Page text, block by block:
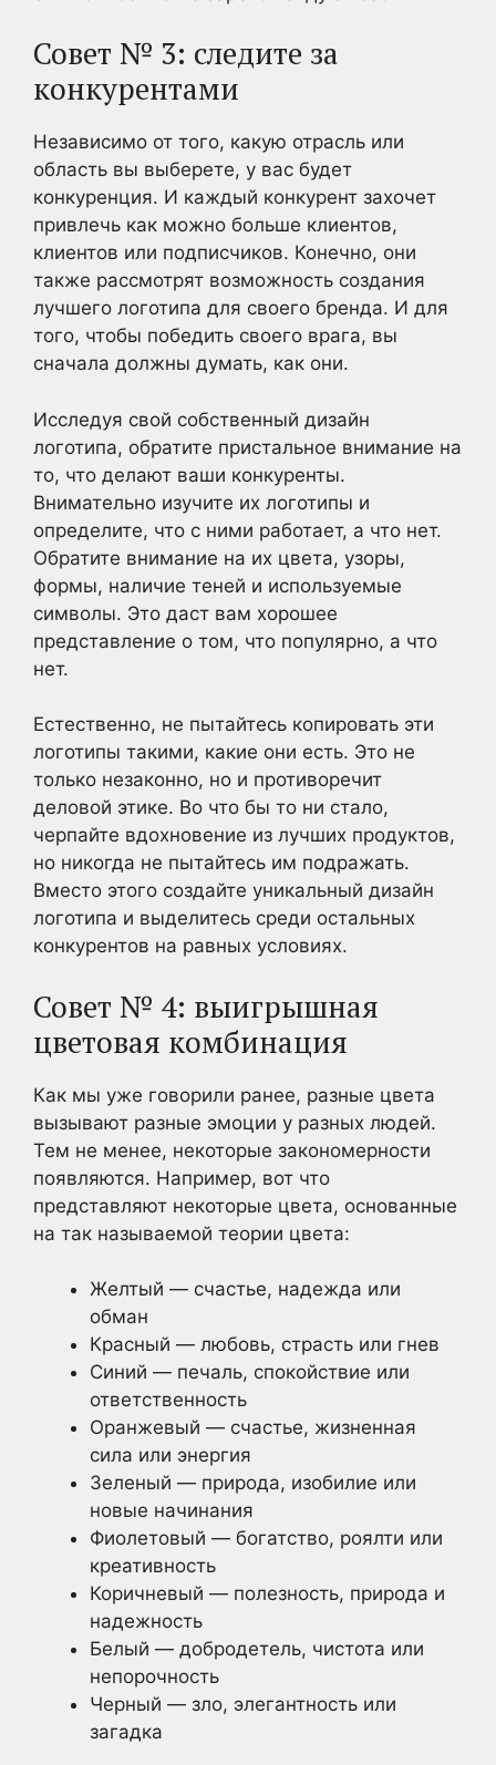
Совет № 3: следите за
конкурентами
Независимо от того, какую отрасль или
область вы выберете, у вас будет
конкуренция. И каждый конкурент захочет
привлечь как можно больше клиентов,
клиентов или подписчиков. Конечно, они
также рассмотрят возможность создания
лучшего логотипа для своего бренда. И для
того, чтобы победить своего врага, вы
сначала должны думать, как они.
Исследуя свой собственный дизайн
логотипа, обратите пристальное внимание на
то, что делают ваши конкуренты.
Внимательно изучите их логотипы и
определите, что с ними работает, а что нет.
Обратите внимание на их цвета, узоры,
формы, наличие теней и используемые
символы. Это даст вам хорошее
представление о том, что популярно, а что
нет.
Естественно, не пытайтесь копировать эти
логотипы такими, какие они есть. Это не
только незаконно, но и противоречит
деловой этике. Во что бы то ни стало,
черпайте вдохновение из лучших продуктов,
но никогда не пытайтесь им подражать.
Вместо этого создайте уникальный дизайн
логотипа и выделитесь среди остальных
конкурентов на равных условиях.
Совет № 4: выигрышная
цветовая комбинация
Как мы уже говорили ранее, разные цвета
вызывают разные эмоции у разных людей.
Тем не менее, некоторые закономерности
появляются. Например, вот что
представляют некоторые цвета, основанные
на так называемой теории цвета:
Желтый — счастье, надежда или
обман
Красный — любовь, страсть или гнев
Синий — печаль, спокойствие или
ответственность
Оранжевый — счастье, жизненная
сила или энергия
Зеленый — природа, изобилие или
новые начинания
Фиолетовый — богатство, роялти или
креативность
Коричневый — полезность, природа и
надежность
Белый — добродетель, чистота или
непорочность
Черный — зло, элегантность или
загадка